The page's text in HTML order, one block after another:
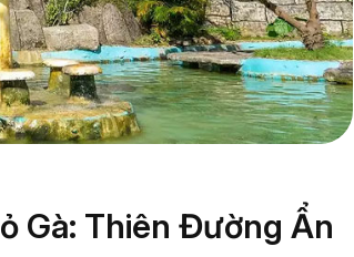
Gà: Thiên Đường Ẩn